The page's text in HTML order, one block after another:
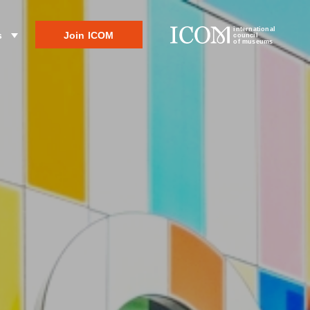
Join ICOM
international
council
of museums